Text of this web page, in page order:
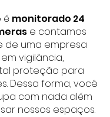
é monitorado 24
e contamos
de uma empresa
vigilância,
proteção para
Dessa forma, você
com nada além
nossos espaços.